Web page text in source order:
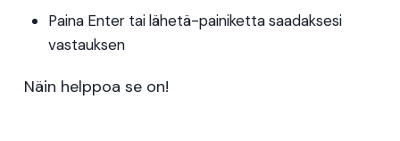
Paina Enter tai lähetä-painiketta saadaksesi
vastauksen
Näin helppoa se on!